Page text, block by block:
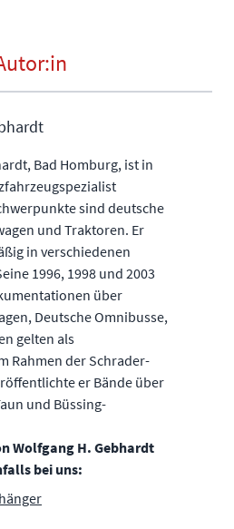
Bad Homburg, ist in
sind deutsche
und Traktoren. Er
in verschiedenen
1996, 1998 und 2003
über
Deutsche Omnibusse,
gelten als
Rahmen der Schrader-
er Bände über
und Büssing-
Wolfgang H. Gebhardt
bei uns: